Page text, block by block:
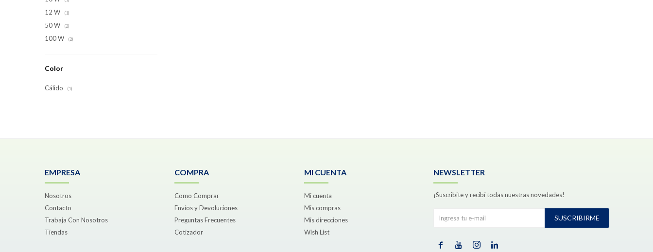
12 W (1)
50 W (2)
100 W (2)
Color
Cálido (1)
EMPRESA
Nosotros
Contacto
Trabaja Con Nosotros
Tiendas
COMPRA
Como Comprar
Envíos y Devoluciones
Preguntas Frecuentes
Cotizador
MI CUENTA
Mi cuenta
Mis compras
Mis direcciones
Wish List
NEWSLETTER
¡Suscribite y recibí todas nuestras novedades!
SUSCRIBIRME
   